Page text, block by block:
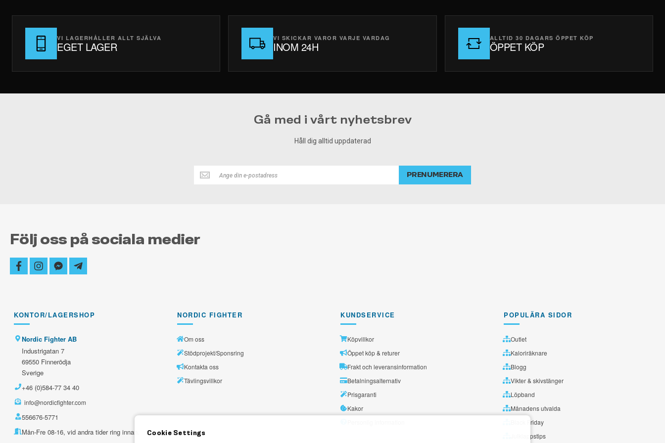
VI LAGERHÅLLER ALLT SJÄLVA
EGET LAGER
VI SKICKAR VAROR VARJE VARDAG
INOM 24H
ALLTID 30 DAGARS ÖPPET KÖP
ÖPPET KÖP
Gå med i vårt nyhetsbrev
Håll dig alltid uppdaterad
Håll
dig
PRENUMERERA
Följ oss på sociala medier
facebookinstagram
facebook-
messenger
telegram-
plane
KONTOR/LAGERSHOP
Nordic Fighter AB
Industrigatan 7
69550 Finnerödja
Sverige
+46 (0)584-77 34 40
info@nordicfighter.com
556676-5771
Mån-Fre 08-16, vid andra tider ring innan.
NORDIC FIGHTER
Om oss
Stödprojekt/Sponsring
Kontakta oss
Tävlingsvillkor
KUNDSERVICE
Köpvillkor
Öppet köp & returer
Frakt och leveransinformation
Betalningsalternativ
Prisgaranti
Kakor
POPULÄRA SIDOR
Outlet
Kaloriräknare
Blogg
Vikter & skivstänger
Löpband
Månadens utvalda
Black Friday
Julklappstips
Cookie Settings